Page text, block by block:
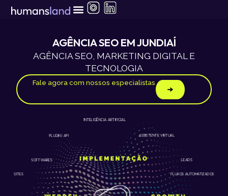
para
AGÊNCIA SEO EM JUNDIAÍ
AGÊNCIA SEO, MARKETING DIGITAL E
TECNOLOGIA
Fale agora com nossos especialistas
SITES FLUXOS AUTOMATIZADOS
INTELIGÊNCIA ARTIFICIAL
PLUGIN | API
SOFTWARES
ASSISTENTE VIRTUAL
LEADS